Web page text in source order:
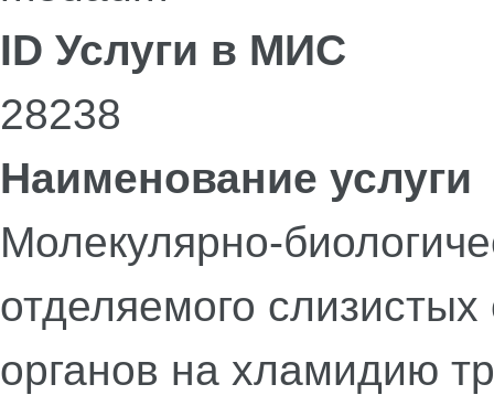
ID Услуги в МИС
28238
Наименование услуги
Молекулярно-
отделяемого
органов на хламидию